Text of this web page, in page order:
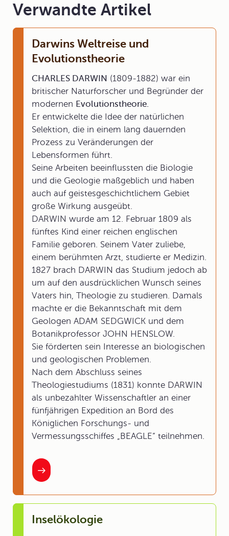
Verwandte Artikel
Darwins Weltreise und
Evolutionstheorie
CHARLES DARWIN (1809-1882) war ein
britischer Naturforscher und Begründer der
modernen Evolutionstheorie.
Er entwickelte die Idee der natürlichen
Selektion, die in einem lang dauernden
Prozess zu Veränderungen der
Lebensformen führt.
Seine Arbeiten beeinflussten die Biologie
und die Geologie maßgeblich und haben
auch auf geistesgeschichtlichem Gebiet
große Wirkung ausgeübt.
DARWIN wurde am 12. Februar 1809 als
fünftes Kind einer reichen englischen
Familie geboren. Seinem Vater zuliebe,
einem berühmten Arzt, studierte er Medizin.
1827 brach DARWIN das Studium jedoch ab
um auf den ausdrücklichen Wunsch seines
Vaters hin, Theologie zu studieren. Damals
machte er die Bekanntschaft mit dem
Geologen ADAM SEDGWICK und dem
Botanikprofessor JOHN HENSLOW.
Sie förderten sein Interesse an biologischen
und geologischen Problemen.
Nach dem Abschluss seines
Theologiestudiums (1831) konnte DARWIN
als unbezahlter Wissenschaftler an einer
fünfjährigen Expedition an Bord des
Königlichen Forschungs- und
Vermessungsschiffes „BEAGLE“ teilnehmen.
Inselökologie